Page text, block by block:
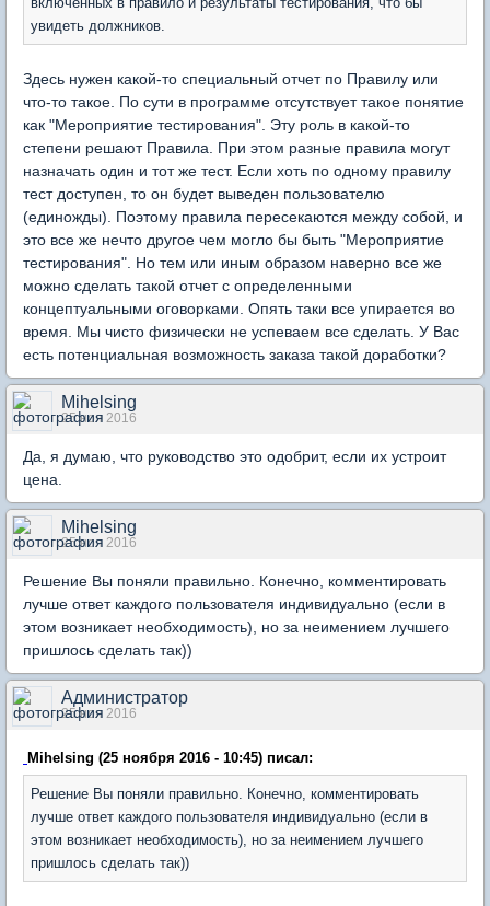
увидеть должников.
Здесь нужен какой-то специальный отчет по Правилу или
что-то такое. По сути в программе отсутствует такое понятие
как "Мероприятие тестирования". Эту роль в какой-то
степени решают Правила. При этом разные правила могут
назначать один и тот же тест. Если хоть по одному правилу
тест доступен, то он будет выведен пользователю
(единожды). Поэтому правила пересекаются между собой, и
это все же нечто другое чем могло бы быть "Мероприятие
тестирования". Но тем или иным образом наверно все же
можно сделать такой отчет с определенными
концептуальными оговорками. Опять таки все упирается во
время. Мы чисто физически не успеваем все сделать. У Вас
есть потенциальная возможность заказа такой доработки?
Mihelsing
25 ноя 2016
Да, я думаю, что руководство это одобрит, если их устроит
цена.
Mihelsing
25 ноя 2016
Решение Вы поняли правильно. Конечно, комментировать
лучше ответ каждого пользователя индивидуально (если в
этом возникает необходимость), но за неимением лучшего
пришлось сделать так))
Администратор
25 ноя 2016
Mihelsing (25 ноября 2016 - 10:45) писал:
Решение Вы поняли правильно. Конечно, комментировать
лучше ответ каждого пользователя индивидуально (если в
этом возникает необходимость), но за неимением лучшего
пришлось сделать так))